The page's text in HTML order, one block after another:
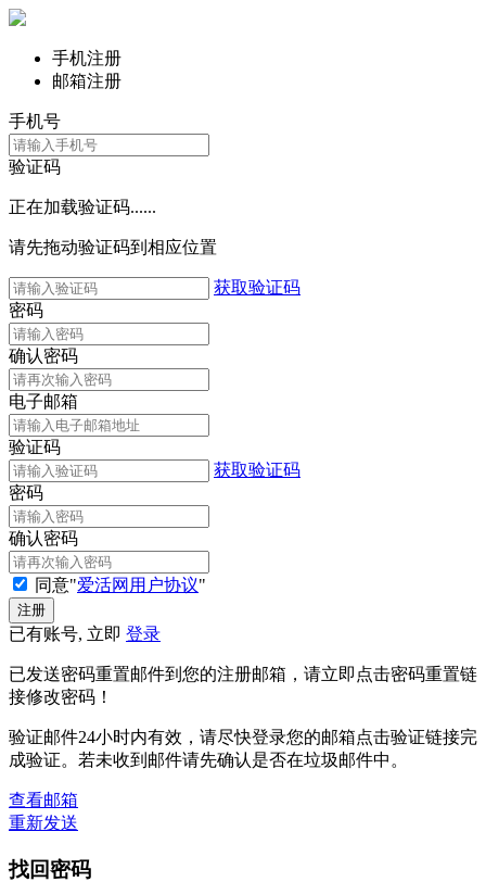
手机注册
邮箱注册
手机号
验证码
正在加载验证码......
请先拖动验证码到相应位置
获取验证码
密码
确认密码
电子邮箱
验证码
获取验证码
密码
确认密码
同意"爱活网用户协议"
已有账号, 立即 登录
已发送密码重置邮件到您的注册邮箱，请立即点击密码重置链
接修改密码！
验证邮件24小时内有效，请尽快登录您的邮箱点击验证链接完
成验证。若未收到邮件请先确认是否在垃圾邮件中。
查看邮箱
重新发送
找回密码